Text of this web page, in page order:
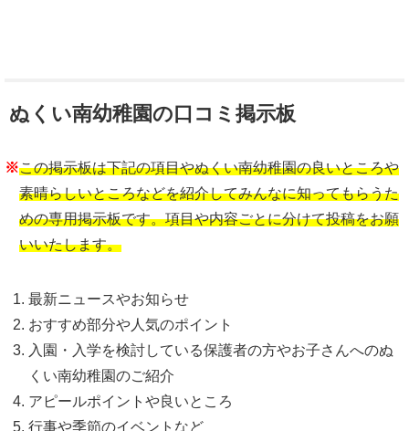
ぬくい南幼稚園の口コミ掲示板
※この掲示板は下記の項目やぬくい南幼稚園の良いところや
素晴らしいところなどを紹介してみんなに知ってもらうた
めの専用掲示板です。項目や内容ごとに分けて投稿をお願
いいたします。
最新ニュースやお知らせ
おすすめ部分や人気のポイント
入園・入学を検討している保護者の方やお子さんへのぬ
くい南幼稚園のご紹介
アピールポイントや良いところ
行事や季節のイベントなど